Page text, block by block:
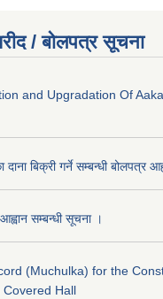
/ बोलपत्र सूचना
and Upgradation Of
दाना बिक्री गर्ने सम्बन्धी बोलपत्र
सम्बन्धी सूचना ।
(Muchulka) for the
Hall